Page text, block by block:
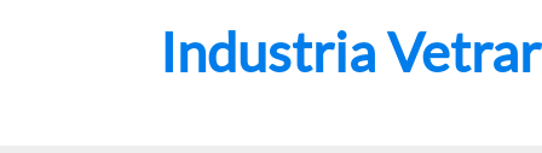
Industria